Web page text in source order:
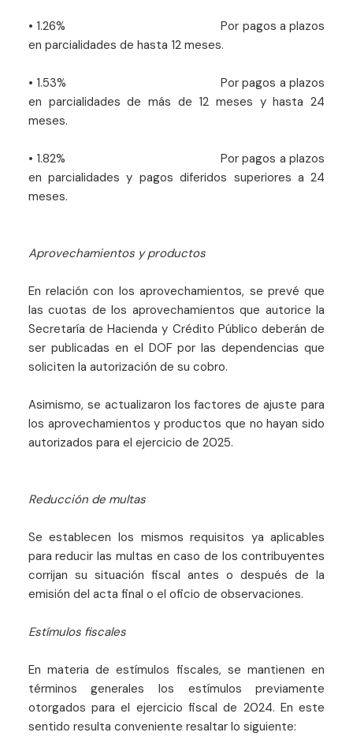
• 1.26% Por pagos a plazos
en parcialidades de hasta 12 meses.
• 1.53% Por pagos a plazos
en parcialidades de más de 12 meses y hasta 24
meses.
• 1.82% Por pagos a plazos
en parcialidades y pagos diferidos superiores a 24
meses.
Aprovechamientos y productos
En relación con los aprovechamientos, se prevé que
las cuotas de los aprovechamientos que autorice la
Secretaría de Hacienda y Crédito Público deberán de
ser publicadas en el DOF por las dependencias que
soliciten la autorización de su cobro.
Asimismo, se actualizaron los factores de ajuste para
los aprovechamientos y productos que no hayan sido
autorizados para el ejercicio de 2025.
Reducción de multas
Se establecen los mismos requisitos ya aplicables
para reducir las multas en caso de los contribuyentes
corrijan su situación fiscal antes o después de la
emisión del acta final o el oficio de observaciones.
Estímulos fiscales
En materia de estímulos fiscales, se mantienen en
términos generales los estímulos previamente
otorgados para el ejercicio fiscal de 2024. En este
sentido resulta conveniente resaltar lo siguiente: